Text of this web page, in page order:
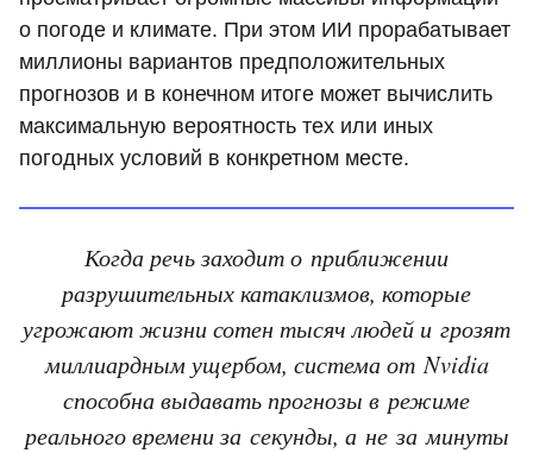
о погоде и климате. При этом ИИ прорабатывает
миллионы вариантов предположительных
прогнозов и в конечном итоге может вычислить
максимальную вероятность тех или иных
погодных условий в конкретном месте.
Когда речь заходит о приближении
разрушительных катаклизмов, которые
угрожают жизни сотен тысяч людей и грозят
миллиардным ущербом, система от Nvidia
способна выдавать прогнозы в режиме
реального времени за секунды, а не за минуты